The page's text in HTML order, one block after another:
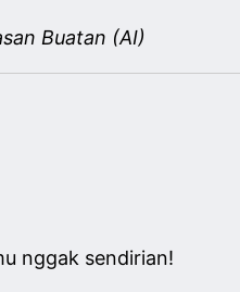
Buatan (AI)
nggak sendirian!